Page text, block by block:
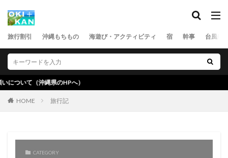
旅行割引 沖縄もちもの 海遊び・アクティビティ 宿 幹事 台風
縄県のHPへ）
HOME 旅行記
CATEGORY